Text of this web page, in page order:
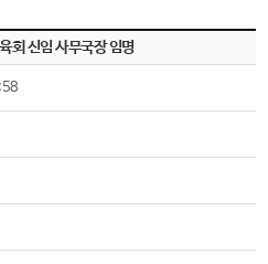
회 신임 사무국장 임명